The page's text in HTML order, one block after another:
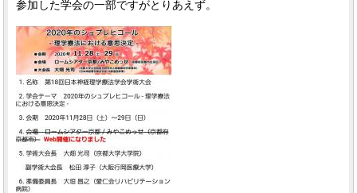
参加した学会の一部ですがとりあえず。